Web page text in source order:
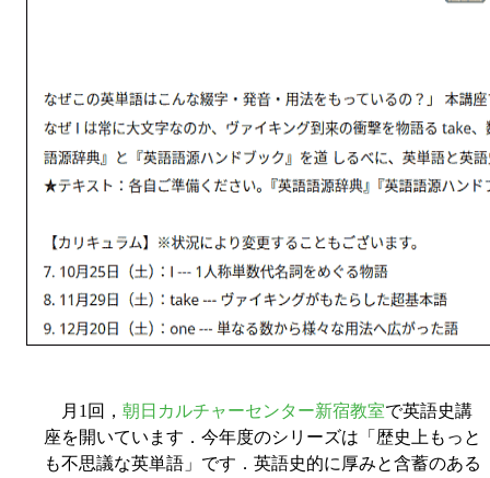
月1回， 朝日カルチャーセンター新宿教室で英語史講
座を開いています．今年度のシリーズは「歴史上もっと
も不思議な英単語」です．英語史的に厚みと含蓄のある